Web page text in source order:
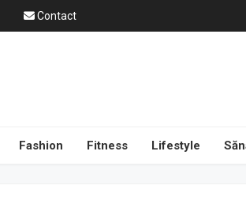
Contact
Fashion Fitness Lifestyle